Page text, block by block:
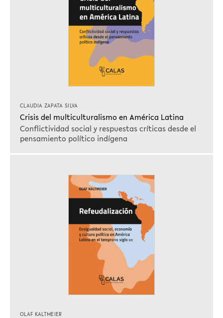
CLAUDIA ZAPATA SILVA
Crisis del multiculturalismo en América Latina
Conflictividad social y respuestas críticas desde el
pensamiento político indígena
OLAF KALTMEIER